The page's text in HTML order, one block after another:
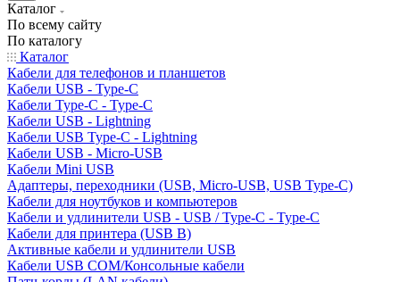
Каталог
По всему сайту
По каталогу
Каталог
Кабели для телефонов и планшетов
Кабели USB - Type-C
Кабели Type-C - Type-C
Кабели USB - Lightning
Кабели USB Type-C - Lightning
Кабели USB - Micro-USB
Кабели Mini USB
Адаптеры, переходники (USB, Micro-USB, USB Type-C)
Кабели для ноутбуков и компьютеров
Кабели и удлинители USB - USB / Type-C - Type-C
Кабели для принтера (USB B)
Активные кабели и удлинители USB
Кабели USB COM/Консольные кабели